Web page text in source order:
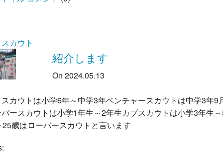
カウト
紹介します
On 2024.05.13
カウトは小学6年～中学3年ベンチャースカウトは中学3年9
ースカウトは小学1年生～2年生カブスカウトは小学3年生
歳はローバースカウトと言います